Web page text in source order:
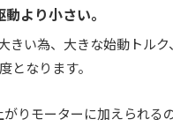
より小さい。
い為、大きな始動トル
となります。
りモーターに加えられる